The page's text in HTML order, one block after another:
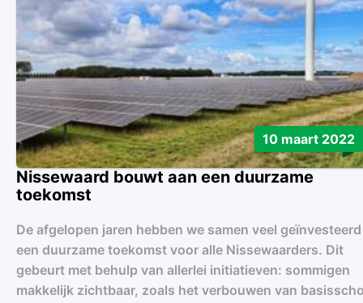
10 maart 2022
Nissewaard bouwt aan een duurzame
toekomst
De afgelopen jaren hebben we samen veel
een duurzame toekomst voor alle Nissewaarders. Dit
gebeurt met behulp van allerlei initiatieven: sommigen
makkelijk zichtbaar, zoals het verbouwen van